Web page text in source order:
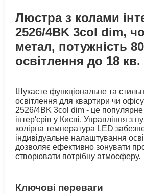
Люстра з колами
2526/4BK 3col dim,
метал, потужність
освітлення до 18 кв.
Шукаєте функціональне та
освітлення для квартири чи
2526/4BK 3col dim - це
інтер'єрів у Києві. Управління з
колірна температура LED
індивідуальне налаштування
дозволяє ефективно зонувати
створювати потрібну атмосферу.
Ключові переваги